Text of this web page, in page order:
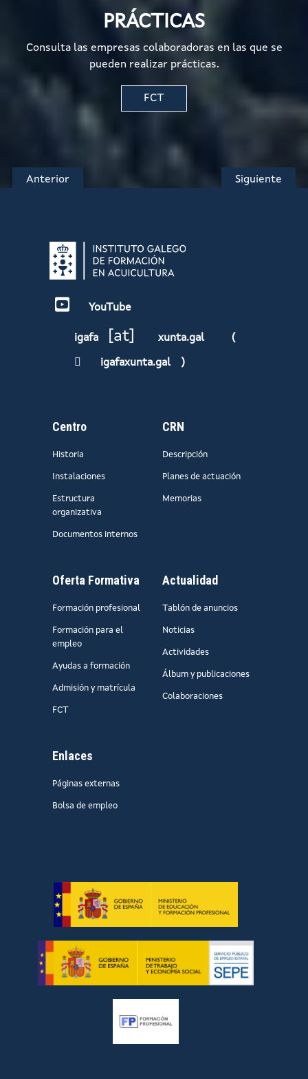
PRÁCTICAS
Consulta las empresas colaboradoras en las que se
pueden realizar prácticas.
FCT
Anterior Siguiente
YouTube
igafa [at] xunta.gal (
igafaxunta.gal )
Centro
Historia
Instalaciones
Estructura
organizativa
Documentos internos
CRN
Descripción
Planes de actuación
Memorias
Oferta Formativa
Formación profesional
Formación para el
empleo
Ayudas a formación
Admisión y matrícula
FCT
Actualidad
Tablón de anuncios
Noticias
Actividades
Álbum y publicaciones
Colaboraciones
Enlaces
Páginas externas
Bolsa de empleo